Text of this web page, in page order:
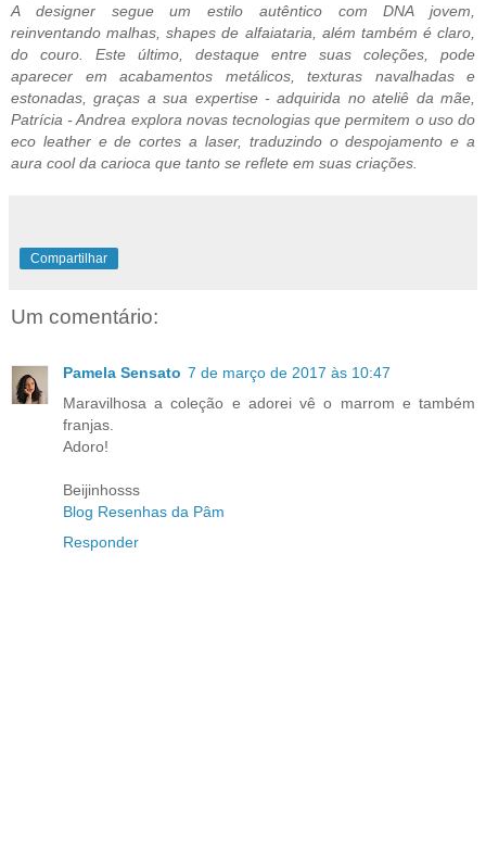
A designer segue um estilo autêntico com DNA jovem,
reinventando malhas, shapes de alfaiataria, além também é claro,
do couro. Este último, destaque entre suas coleções, pode
aparecer em acabamentos metálicos, texturas navalhadas e
estonadas, graças a sua expertise - adquirida no ateliê da mãe,
Patrícia - Andrea explora novas tecnologias que permitem o uso do
eco leather e de cortes a laser, traduzindo o despojamento e a
aura cool da carioca que tanto se reflete em suas criações.
Compartilhar
Um comentário:
Pamela Sensato 7 de março de 2017 às 10:47
Maravilhosa a coleção e adorei vê o marrom e também
franjas.
Adoro!
Beijinhosss
Blog Resenhas da Pâm
Responder